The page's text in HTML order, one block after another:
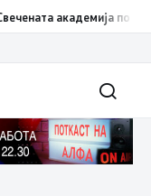
академија по повод